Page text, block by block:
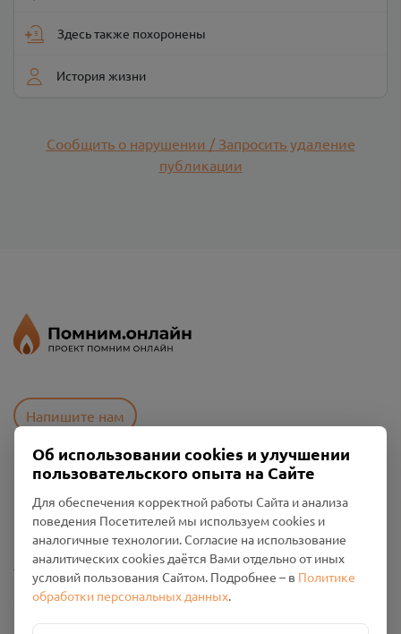
Здесь также похоронены
История жизни
Сообщить о нарушении / Запросить удаление
публикации
Напишите нам
Политика конфиденциальности
Промо-материалы
Настройки cookies
Общество с ограниченной ответственностью «Смоленский
Проект Помним»
Об использовании cookies и улучшении
пользовательского опыта на Сайте
Для обеспечения корректной работы Сайта и анализа
поведения Посетителей мы используем cookies и
аналогичные технологии. Согласие на использование
аналитических cookies даётся Вами отдельно от иных
условий пользования Сайтом. Подробнее – в Политике
обработки персональных данных.